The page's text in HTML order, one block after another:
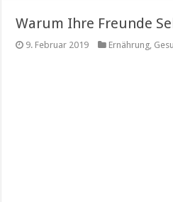
Warum Ihre Freunde
9. Februar 2019 Ernährung